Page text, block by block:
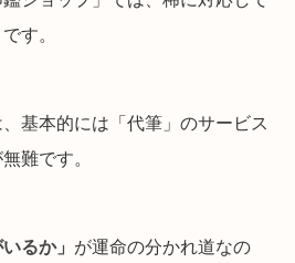
す。
基本的には「代筆」のサービス
難です。
るか」 が運命の分かれ道なの